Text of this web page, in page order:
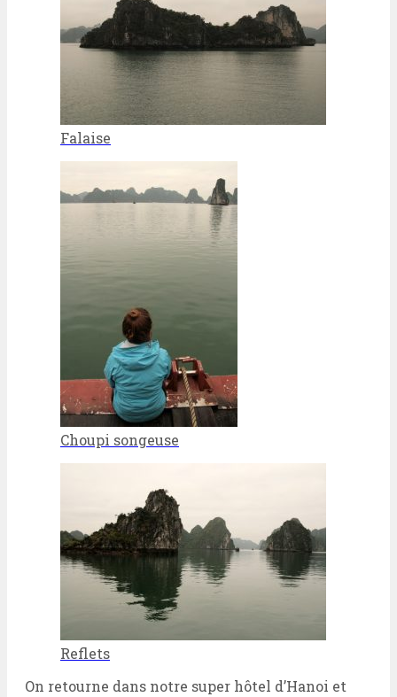
Falaise
Choupi songeuse
Reflets
On retourne dans notre super hôtel d’Hanoi et